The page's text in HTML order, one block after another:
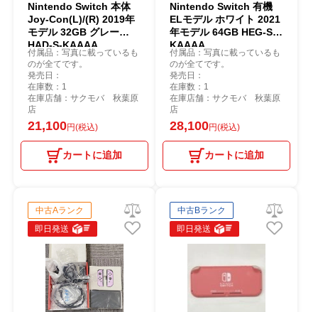
Nintendo Switch 本体
Joy-Con(L)/(R) 2019年
モデル 32GB グレー
HAD-S-KAAAA
付属品：写真に載っているも
のが全てです。
発売日：
在庫数：1
在庫店舗：サクモバ 秋葉原
店
21,100円(税込)
カートに追加
Nintendo Switch 有機
ELモデル ホワイト 2021
年モデル 64GB HEG-S-
KAAAA
付属品：写真に載っているも
のが全てです。
発売日：
在庫数：1
在庫店舗：サクモバ 秋葉原
店
28,100円(税込)
カートに追加
中古Aランク
即日発送
中古Bランク
即日発送